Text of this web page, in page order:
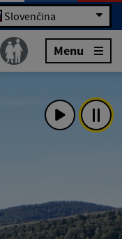
Slovenčina
Menu